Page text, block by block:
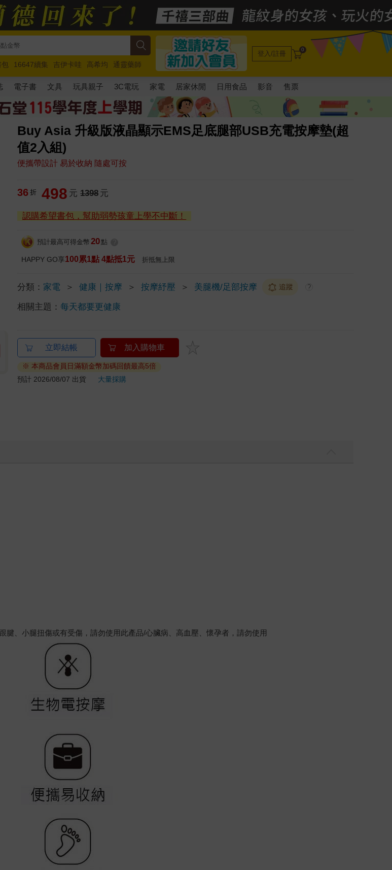
16647續集 吉伊卡哇 高希均
通靈藥師
玩具總動員5 超慢跑
登入/註冊 0
電子書 文具 玩具親子 3C電玩 家電 居家休閒 日用食品 影音 售票
Buy Asia 升級版液晶顯示EMS足底腿部USB充電按摩墊(超
值2入組)
便攜帶設計 易於收納 隨處可按
36 折 498 元 1398 元
認購希望書包，幫助弱勢孩童上學不中斷！
預計最高可得金幣 20 點
HAPPY GO享100累1點 4點抵1元 折抵無上限
分類： 家電 ＞ 健康｜按摩 ＞ 按摩紓壓 ＞ 美腿機/足部按摩 追蹤 ?
相關主題：每天都要更健康
立即結帳 加入購物車
※ 本商品會員日滿額金幣加碼回饋最高5倍
預計 2026/08/07 出貨
大量採購
、小腿扭傷或有受傷，請勿使用此產品/心臟病、高血壓、懷孕者，請勿使用